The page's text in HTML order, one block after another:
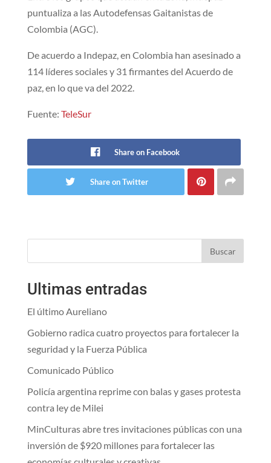
puntualiza a las Autodefensas Gaitanistas de
Colombia (AGC).
De acuerdo a Indepaz, en Colombia han asesinado a
114 líderes sociales y 31 firmantes del Acuerdo de
paz, en lo que va del 2022.
Fuente: TeleSur
Share on Facebook
Share on Twitter
Buscar
Ultimas entradas
El último Aureliano
Gobierno radica cuatro proyectos para fortalecer la
seguridad y la Fuerza Pública
Comunicado Público
Policía argentina reprime con balas y gases protesta
contra ley de Milei
MinCulturas abre tres invitaciones públicas con una
inversión de $920 millones para fortalecer las